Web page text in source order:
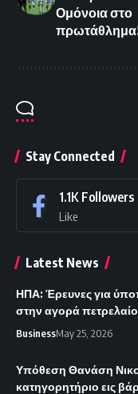
Ομόνοια στο
Stay Connected
1.1K Followers
Like
Latest News
ΗΠΑ: Έρευνες για
στην αγορά
BusinessMay 25, 2026
Υπόθεση Θανάση
κατηγορητήριο εις